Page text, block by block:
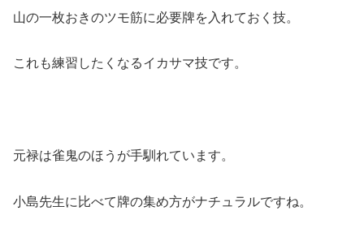
山の一枚おきのツモ筋に必要牌を入れておく技。
これも練習したくなるイカサマ技です。
元禄は雀鬼のほうが手馴れています。
小島先生に比べて牌の集め方がナチュラルですね。